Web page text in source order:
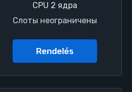
CPU 2 ядра
Слоты неограничены
Rendelés